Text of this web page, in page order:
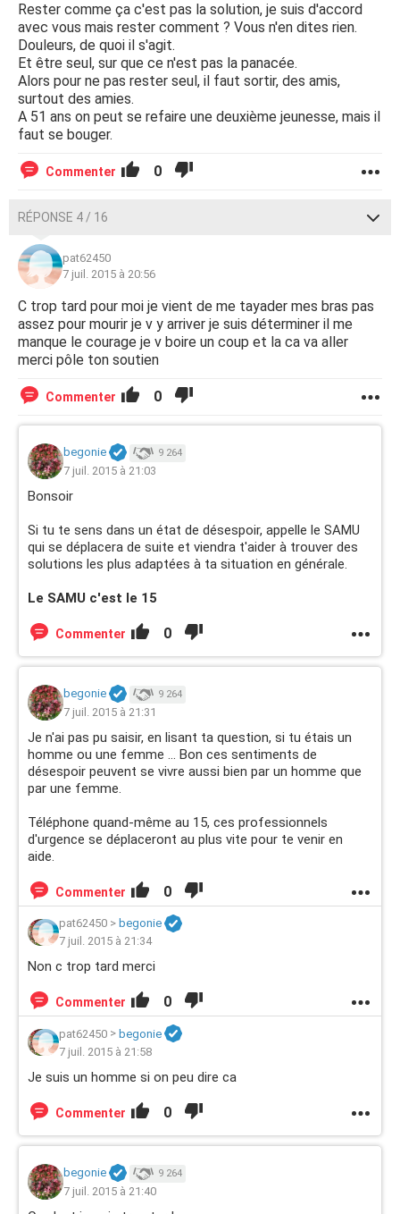
Rester comme ça c'est pas la solution, je suis d'accord
avec vous mais rester comment ? Vous n'en dites rien.
Douleurs, de quoi il s'agit.
Et être seul, sur que ce n'est pas la panacée.
Alors pour ne pas rester seul, il faut sortir, des amis,
surtout des amies.
A 51 ans on peut se refaire une deuxième jeunesse, mais il
faut se bouger.
Commenter 0
RÉPONSE 4 / 16
pat62450
7 juil. 2015 à 20:56
C trop tard pour moi je vient de me tayader mes bras pas
assez pour mourir je v y arriver je suis déterminer il me
manque le courage je v boire un coup et la ca va aller
merci pôle ton soutien
Commenter 0
begonie 9 264
7 juil. 2015 à 21:03
Bonsoir
Si tu te sens dans un état de désespoir, appelle le SAMU
qui se déplacera de suite et viendra t'aider à trouver des
solutions les plus adaptées à ta situation en générale.
Le SAMU c'est le 15
Commenter 0
begonie 9 264
7 juil. 2015 à 21:31
Je n'ai pas pu saisir, en lisant ta question, si tu étais un
homme ou une femme ... Bon ces sentiments de
désespoir peuvent se vivre aussi bien par un homme que
par une femme.
Téléphone quand-même au 15, ces professionnels
d'urgence se déplaceront au plus vite pour te venir en
aide.
Commenter 0
pat62450 > begonie
7 juil. 2015 à 21:34
Non c trop tard merci
Commenter 0
pat62450 > begonie
7 juil. 2015 à 21:58
Je suis un homme si on peu dire ca
Commenter 0
begonie 9 264
7 juil. 2015 à 21:40